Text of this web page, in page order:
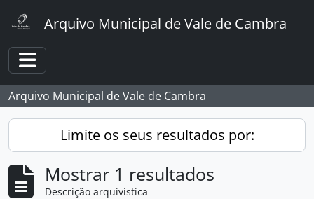
Arquivo Municipal de Vale de Cambra
Toggle navigation
Arquivo Municipal de Vale de Cambra
Limite os seus resultados por:
Mostrar 1 resultados
Descrição arquivística